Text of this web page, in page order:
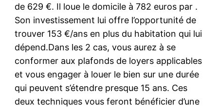
de 629 €. Il loue le domicile à 782 euros par .
Son investissement lui offre l’opportunité de
trouver 153 €/ans en plus du habitation qui lui
dépend.Dans les 2 cas, vous aurez à se
conformer aux plafonds de loyers applicables
et vous engager à louer le bien sur une durée
qui peuvent s’étendre presque 15 ans. Ces
deux techniques vous feront bénéficier d’une